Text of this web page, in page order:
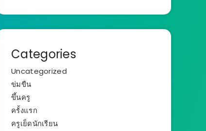
Categories
Uncategorized
ข่มขืน
ขึ้นครู
ครั้งแรก
ครูเย็ดนักเรียน